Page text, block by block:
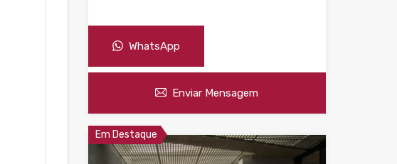
WhatsApp
Enviar Mensagem
Em Destaque